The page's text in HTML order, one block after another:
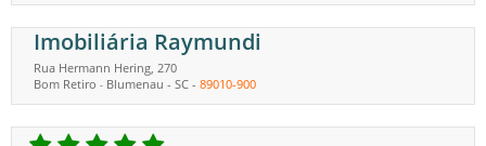
Imobiliária Raymundi
Rua Hermann Hering, 270
Bom Retiro - Blumenau - SC - 89010-900